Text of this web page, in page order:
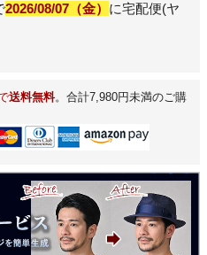
2026/08/07（金） に宅配便(ヤ
送料無料。合計7,980円未満のご購